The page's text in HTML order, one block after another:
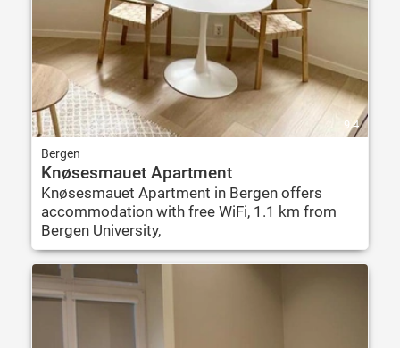
9.4
Bergen
Knøsesmauet Apartment
Knøsesmauet Apartment in Bergen offers
accommodation with free WiFi, 1.1 km from
Bergen University,